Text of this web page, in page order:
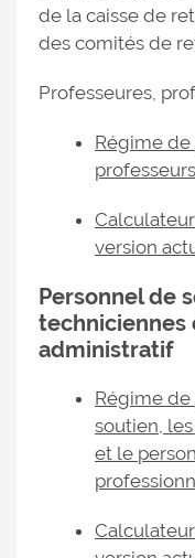
de la caisse de
des comités de
Professeures,
Régime de
version
Personnel de
techniciennes
administratif
Régime
soutien,
et le